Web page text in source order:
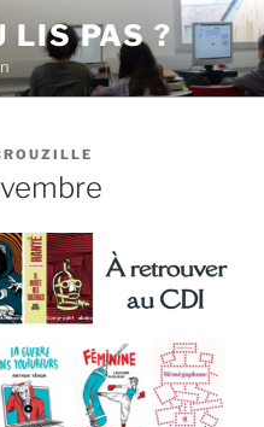
LIS PAS ?